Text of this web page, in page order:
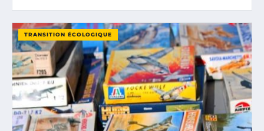
TRANSITION ÉCOLOGIQUE